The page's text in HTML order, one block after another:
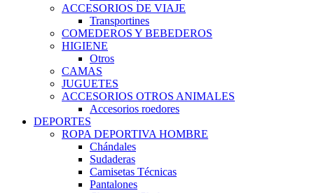
ACCESORIOS DE VIAJE
Transportines
COMEDEROS Y BEBEDEROS
HIGIENE
Otros
CAMAS
JUGUETES
ACCESORIOS OTROS ANIMALES
Accesorios roedores
DEPORTES
ROPA DEPORTIVA HOMBRE
Chándales
Sudaderas
Camisetas Técnicas
Pantalones